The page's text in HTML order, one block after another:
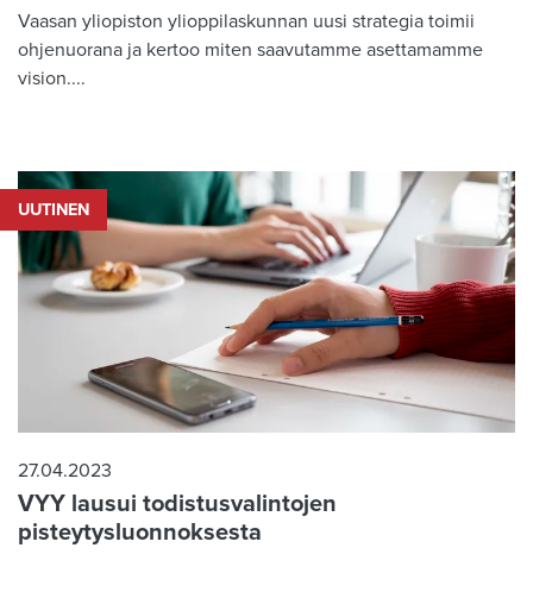
Vaasan yliopiston ylioppilaskunnan uusi strategia toimii
ohjenuorana ja kertoo miten saavutamme asettamamme
vision....
UUTINEN
27.04.2023
VYY lausui todistusvalintojen
pisteytysluonnoksesta